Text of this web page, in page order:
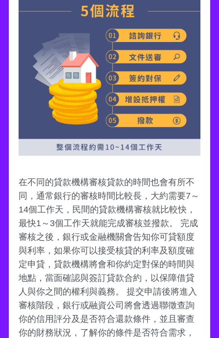
在不同的貸款機構審核貸款的時間也會有所不
同，通常銀行的審核時間比較長，大約需要7～
14個工作天，民間的貸款機構審核就比較快，
最快1～3個工作天就能完成審核並撥款。 完成
審核之後，銀行或金融機關會告知你可貸額度
與利率，如果你可以接受核貸的利率及額度確
定申貸，貸款機構將會和你約定對保的時間與
地點，當面確認與簽訂貸款合約，以保障借貸
人與你之間的權利與義務。 提交申請後將進入
審核階段，銀行或融資公司將會透過聯徵查詢
你的信用評分及是否符合還款條件，並且審查
你的財務狀況，了解你的條件是否符合需求，